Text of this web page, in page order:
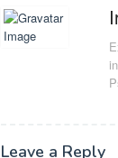
Leave a Reply